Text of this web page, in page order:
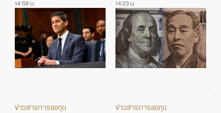
14:58 น.
14:23 น.
ข่าวสารการลงทุน
ข่าวสารการลงทุน